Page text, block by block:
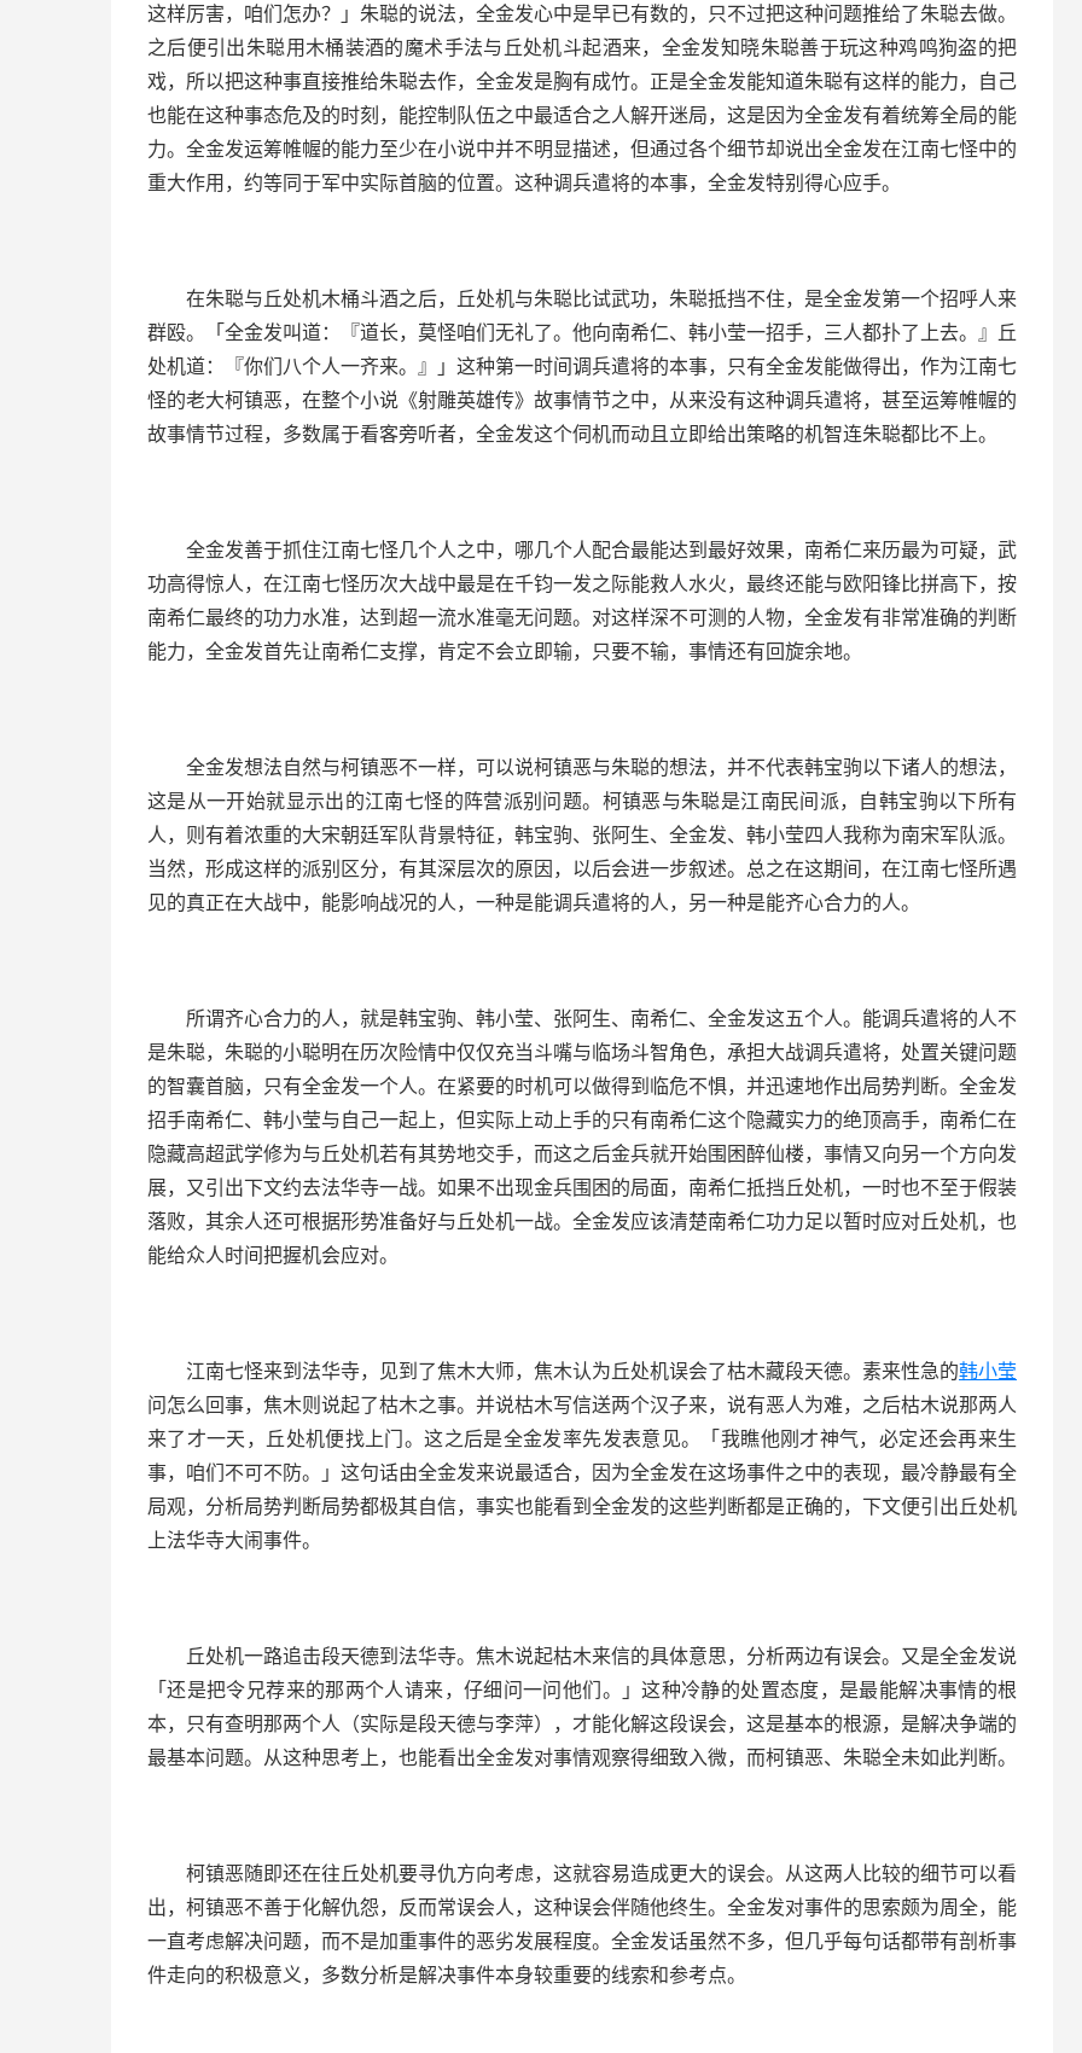
这样厉害，咱们怎办？」朱聪的说法，全金发心中是早已有数的，只不过把这种问题推给了朱聪去做。
之后便引出朱聪用木桶装酒的魔术手法与丘处机斗起酒来，全金发知晓朱聪善于玩这种鸡鸣狗盗的把
戏，所以把这种事直接推给朱聪去作，全金发是胸有成竹。正是全金发能知道朱聪有这样的能力，自己
也能在这种事态危及的时刻，能控制队伍之中最适合之人解开迷局，这是因为全金发有着统筹全局的能
力。全金发运筹帷幄的能力至少在小说中并不明显描述，但通过各个细节却说出全金发在江南七怪中的
重大作用，约等同于军中实际首脑的位置。这种调兵遣将的本事，全金发特别得心应手。
在朱聪与丘处机木桶斗酒之后，丘处机与朱聪比试武功，朱聪抵挡不住，是全金发第一个招呼人来
群殴。「全金发叫道：『道长，莫怪咱们无礼了。他向南希仁、韩小莹一招手，三人都扑了上去。』丘
处机道：『你们八个人一齐来。』」这种第一时间调兵遣将的本事，只有全金发能做得出，作为江南七
怪的老大柯镇恶，在整个小说《射雕英雄传》故事情节之中，从来没有这种调兵遣将，甚至运筹帷幄的
故事情节过程，多数属于看客旁听者，全金发这个伺机而动且立即给出策略的机智连朱聪都比不上。
全金发善于抓住江南七怪几个人之中，哪几个人配合最能达到最好效果，南希仁来历最为可疑，武
功高得惊人，在江南七怪历次大战中最是在千钧一发之际能救人水火，最终还能与欧阳锋比拼高下，按
南希仁最终的功力水准，达到超一流水准毫无问题。对这样深不可测的人物，全金发有非常准确的判断
能力，全金发首先让南希仁支撑，肯定不会立即输，只要不输，事情还有回旋余地。
全金发想法自然与柯镇恶不一样，可以说柯镇恶与朱聪的想法，并不代表韩宝驹以下诸人的想法，
这是从一开始就显示出的江南七怪的阵营派别问题。柯镇恶与朱聪是江南民间派，自韩宝驹以下所有
人，则有着浓重的大宋朝廷军队背景特征，韩宝驹、张阿生、全金发、韩小莹四人我称为南宋军队派。
当然，形成这样的派别区分，有其深层次的原因，以后会进一步叙述。总之在这期间，在江南七怪所遇
见的真正在大战中，能影响战况的人，一种是能调兵遣将的人，另一种是能齐心合力的人。
所谓齐心合力的人，就是韩宝驹、韩小莹、张阿生、南希仁、全金发这五个人。能调兵遣将的人不
是朱聪，朱聪的小聪明在历次险情中仅仅充当斗嘴与临场斗智角色，承担大战调兵遣将，处置关键问题
的智囊首脑，只有全金发一个人。在紧要的时机可以做得到临危不惧，并迅速地作出局势判断。全金发
招手南希仁、韩小莹与自己一起上，但实际上动上手的只有南希仁这个隐藏实力的绝顶高手，南希仁在
隐藏高超武学修为与丘处机若有其势地交手，而这之后金兵就开始围困醉仙楼，事情又向另一个方向发
展，又引出下文约去法华寺一战。如果不出现金兵围困的局面，南希仁抵挡丘处机，一时也不至于假装
落败，其余人还可根据形势准备好与丘处机一战。全金发应该清楚南希仁功力足以暂时应对丘处机，也
能给众人时间把握机会应对。
江南七怪来到法华寺，见到了焦木大师，焦木认为丘处机误会了枯木藏段天德。素来性急的韩小莹
问怎么回事，焦木则说起了枯木之事。并说枯木写信送两个汉子来，说有恶人为难，之后枯木说那两人
来了才一天，丘处机便找上门。这之后是全金发率先发表意见。「我瞧他刚才神气，必定还会再来生
事，咱们不可不防。」这句话由全金发来说最适合，因为全金发在这场事件之中的表现，最冷静最有全
局观，分析局势判断局势都极其自信，事实也能看到全金发的这些判断都是正确的，下文便引出丘处机
上法华寺大闹事件。
丘处机一路追击段天德到法华寺。焦木说起枯木来信的具体意思，分析两边有误会。又是全金发说
「还是把令兄荐来的那两个人请来，仔细问一问他们。」这种冷静的处置态度，是最能解决事情的根
本，只有查明那两个人（实际是段天德与李萍），才能化解这段误会，这是基本的根源，是解决争端的
最基本问题。从这种思考上，也能看出全金发对事情观察得细致入微，而柯镇恶、朱聪全未如此判断。
柯镇恶随即还在往丘处机要寻仇方向考虑，这就容易造成更大的误会。从这两人比较的细节可以看
出，柯镇恶不善于化解仇怨，反而常误会人，这种误会伴随他终生。全金发对事件的思索颇为周全，能
一直考虑解决问题，而不是加重事件的恶劣发展程度。全金发话虽然不多，但几乎每句话都带有剖析事
件走向的积极意义，多数分析是解决事件本身较重要的线索和参考点。